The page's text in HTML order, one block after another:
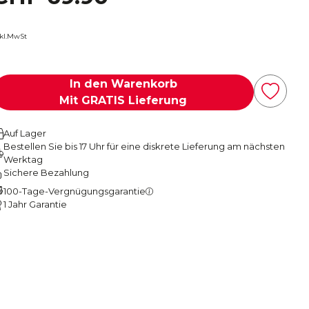
In den Warenkorb
Mit GRATIS Lieferung
Auf Lager
Bestellen Sie bis 17 Uhr für eine diskrete Lieferung am nächsten
Werktag
Sichere Bezahlung
100-Tage-Vergnügungsgarantie
1 Jahr Garantie